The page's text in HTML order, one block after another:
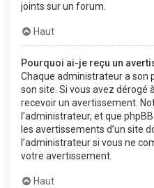
joints sur un forum.
Haut
Pourquoi ai-je reçu un
Chaque administrateur a son
son site. Si vous avez dérogé
recevoir un avertissement.
l’administrateur, et que
les avertissements d’un site
l’administrateur si vous ne
votre avertissement.
Haut